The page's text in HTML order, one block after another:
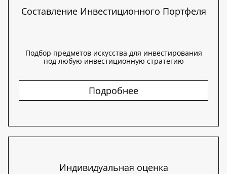
Составление Инвестиционного Портфеля
Подбор предметов искусства для инвестирования
под любую инвестиционную стратегию
Подробнее
Индивидуальная оценка